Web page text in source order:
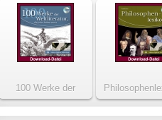
100 Werke der
Weltliteratur, die jeder
haben muss